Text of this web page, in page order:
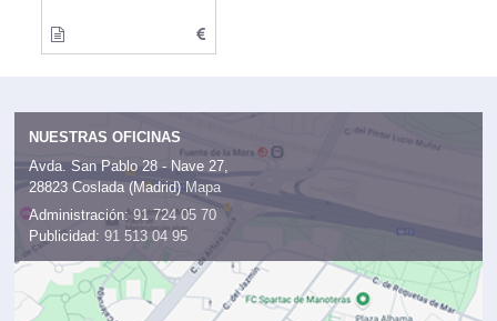
NUESTRAS OFICINAS
Avda. San Pablo 28 - Nave 27,
28823 Coslada (Madrid) Mapa
Administración: 91 724 05 70
Publicidad: 91 513 04 95